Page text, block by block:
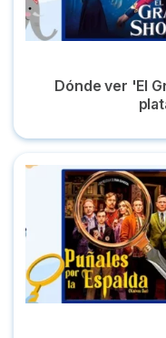
Dónde ver 'El
Dónde ver 'Puñales